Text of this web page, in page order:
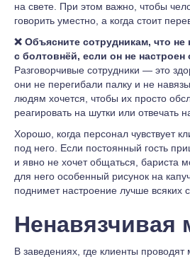
на свете. При этом важно, чтобы
говорить уместно, а когда стоит
❌ Объясните сотрудникам, что не
с болтовнёй, если он не настроен
Разговорчивые сотрудники — это
они не перегибали палку и не
людям хочется, чтобы их просто
реагировать на шутки или отвечать
Хорошо, когда персонал чувствует
под него. Если постоянный гость
и явно не хочет общаться, бариста
для него особенный рисунок на
поднимет настроение лучше всяких
Ненавязчивая
В заведениях, где клиенты проводят